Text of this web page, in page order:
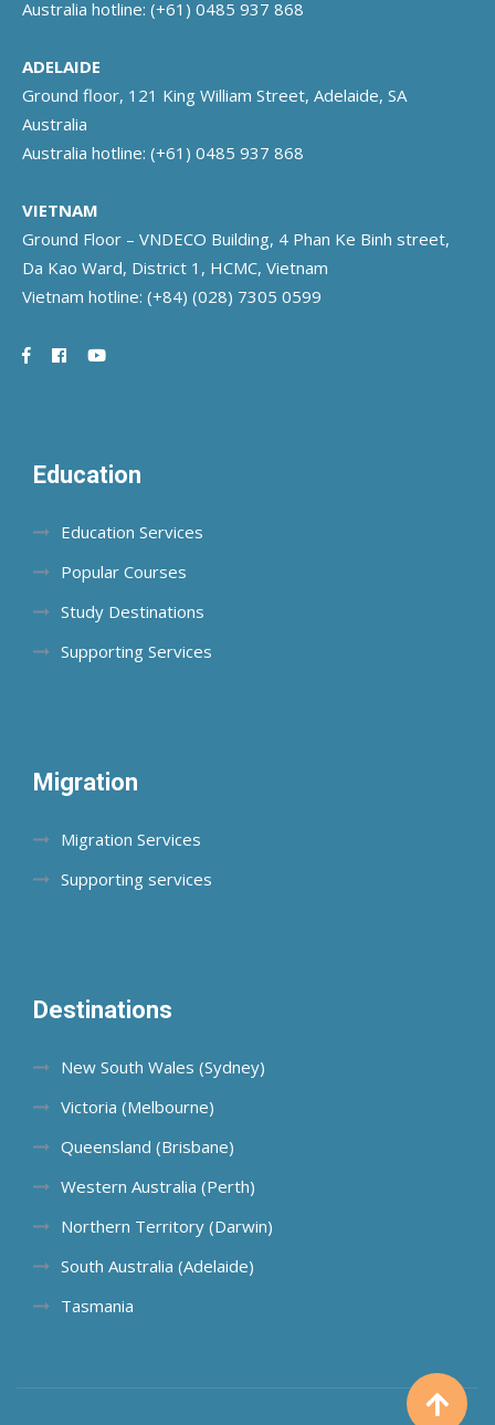
Australia hotline: (+61) 0485 937 868
ADELAIDE
Ground floor, 121 King William Street, Adelaide, SA
Australia
Australia hotline: (+61) 0485 937 868
VIETNAM
Ground Floor – VNDECO Building, 4 Phan Ke Binh street,
Da Kao Ward, District 1, HCMC, Vietnam
Vietnam hotline: (+84) (028) 7305 0599
Education
Education Services
Popular Courses
Study Destinations
Supporting Services
Migration
Migration Services
Supporting services
Destinations
New South Wales (Sydney)
Victoria (Melbourne)
Queensland (Brisbane)
Western Australia (Perth)
Northern Territory (Darwin)
South Australia (Adelaide)
Tasmania